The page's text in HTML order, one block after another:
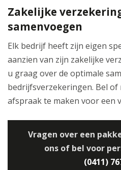
Zakelijke
samenvoegen
Elk bedrijf heeft zijn eigen
aanzien van zijn zakelijke
u graag over de optimale
bedrijfsverzekeringen. Bel
afspraak te maken voor een
Vragen over een
ons of bel voor
(0411)